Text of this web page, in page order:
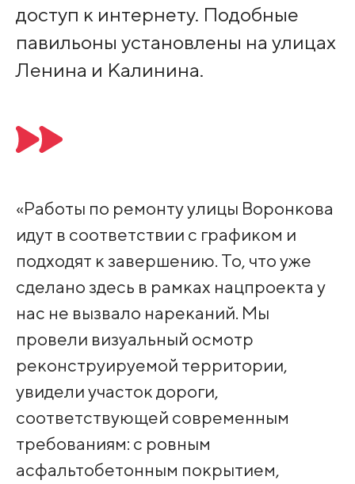
доступ к интернету. Подобные
павильоны установлены на улицах
Ленина и Калинина.
«Работы по ремонту улицы Воронкова
идут в соответствии с графиком и
подходят к завершению. То, что уже
сделано здесь в рамках нацпроекта у
нас не вызвало нареканий. Мы
провели визуальный осмотр
реконструируемой территории,
увидели участок дороги,
соответствующей современным
требованиям: с ровным
асфальтобетонным покрытием,